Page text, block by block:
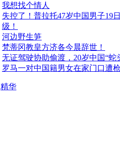
我想找个情人
失控了！普拉托47岁中国男子19
级！
河边野生笋
梵蒂冈教皇方济各今晨辞世！
无证驾驶协助偷渡，20岁中国“蛇
罗马一对中国籍男女在家门口遭
精华